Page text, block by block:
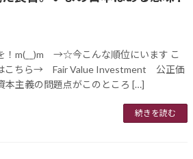
！m(__)m →☆今こんな順位にいます こ
こちら→ Fair Value Investment 公正価
本主義の問題点がこのところ […]
続きを読む